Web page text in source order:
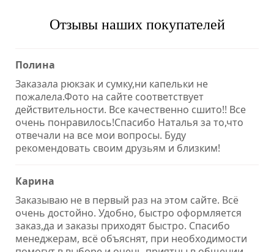
Отзывы наших покупателей
Полина
Заказала рюкзак и сумку,ни капельки не
пожалела.Фото на сайте соответствует
действительности. Все качественно сшито!! Все
очень понравилось!Спасибо Наталья за то,что
отвечали на все мои вопросы. Буду
рекомендовать своим друзьям и близким!
Карина
Заказываю не в первый раз на этом сайте. Всё
очень достойно. Удобно, быстро оформляется
заказ,да и заказы приходят быстро. Спасибо
менеджерам, всё объяснят, при необходимости